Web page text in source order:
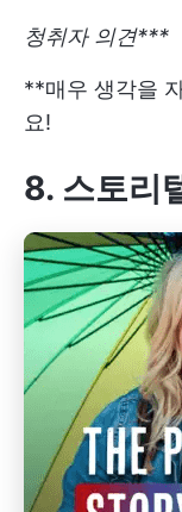
청취자 의견***
**매우 생각을
요!
8. 스토리